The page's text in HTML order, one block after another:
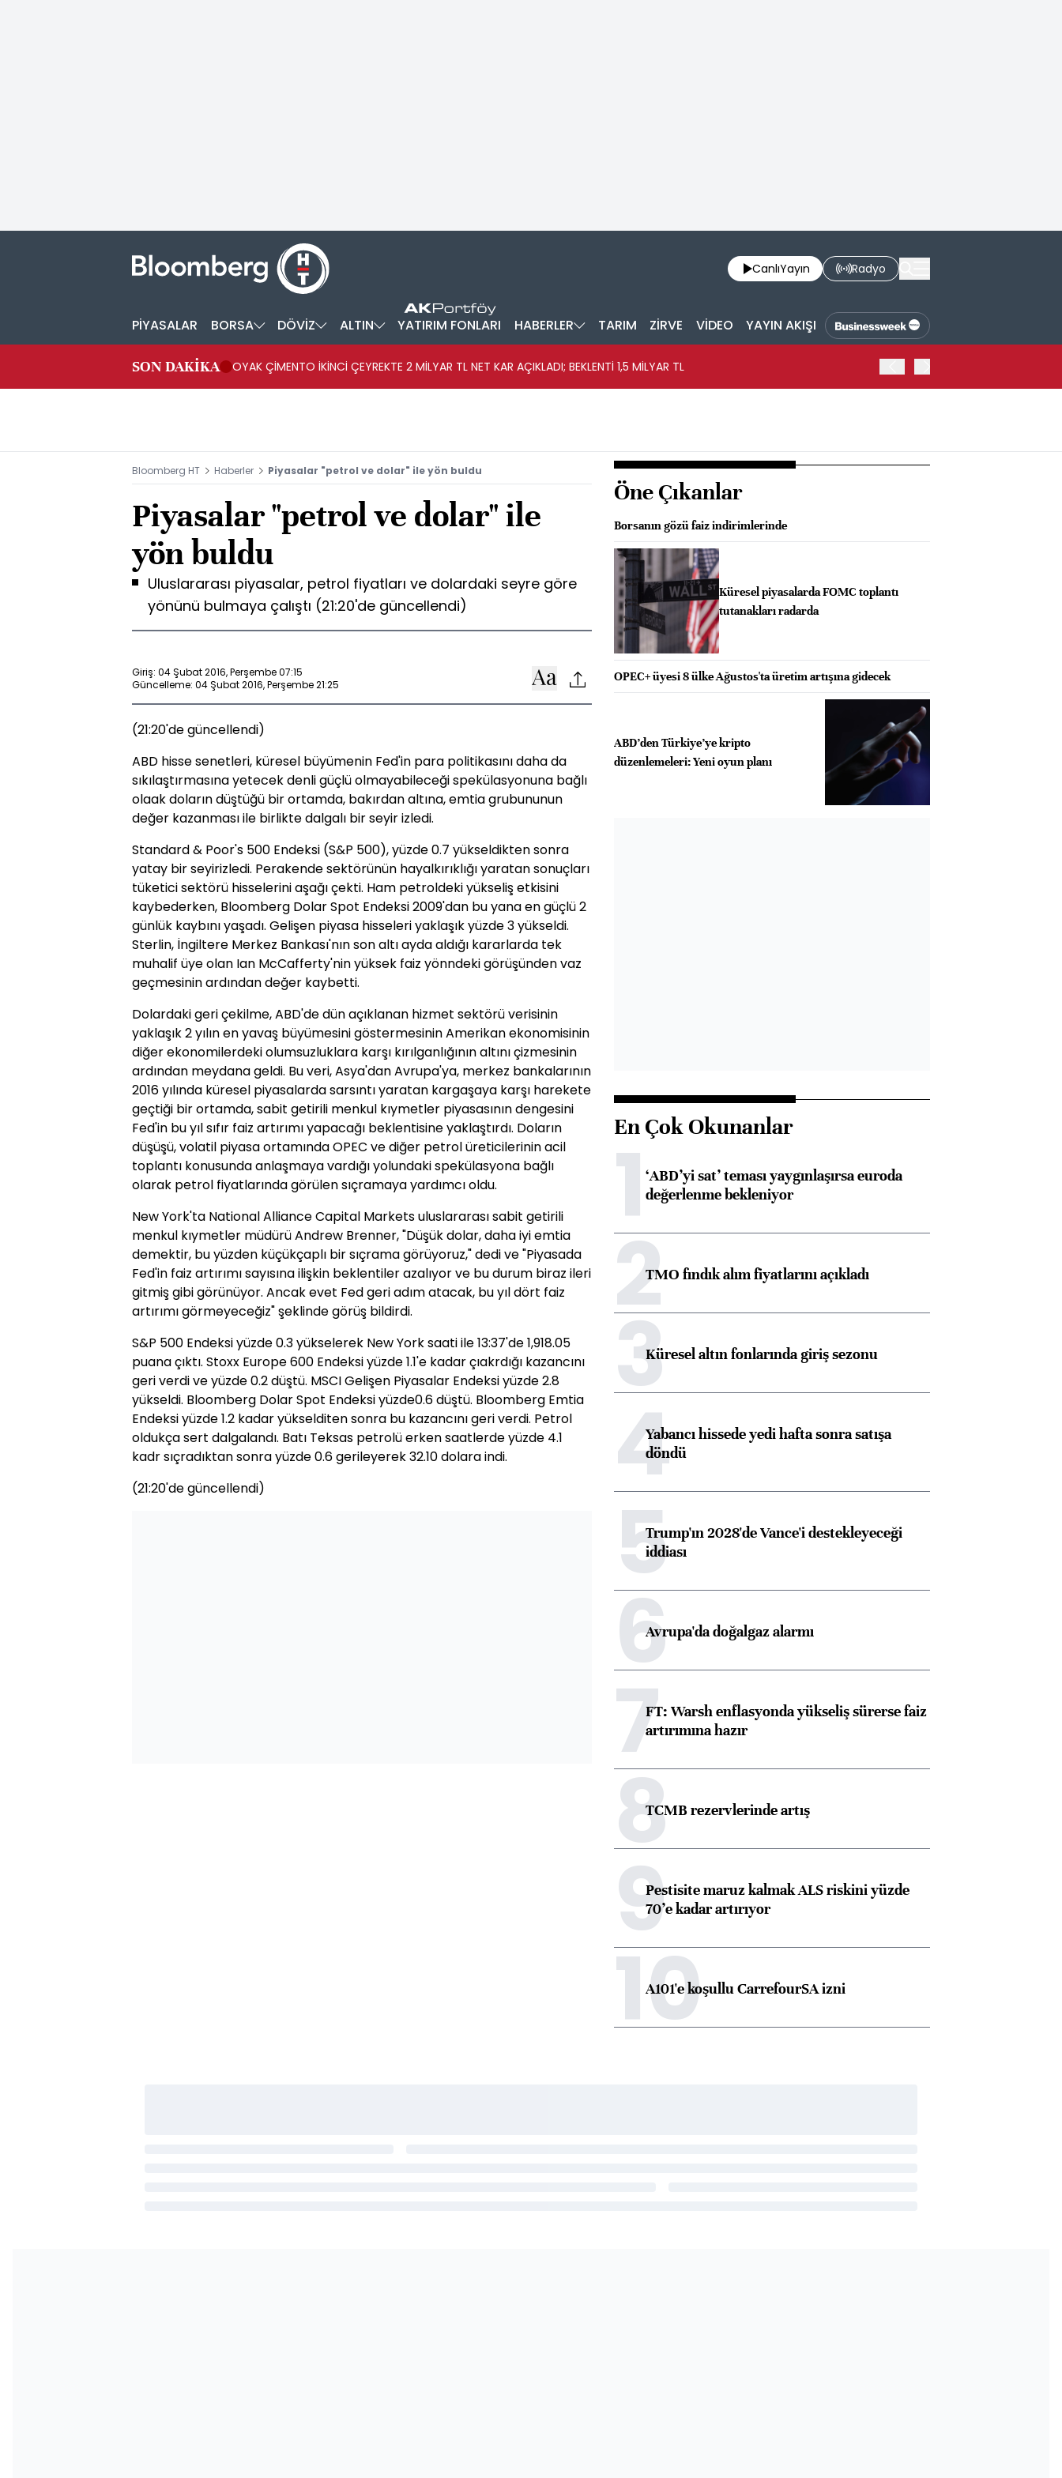
CanlıYayın Radyo
PİYASALAR BORSA DÖVİZ ALTIN YATIRIM FONLARI HABERLER TARIM ZİRVE VİDEO YAYIN AKIŞI
SON DAKİKA OYAK ÇİMENTO İKİNCİ ÇEYREKTE 2 MİLYAR TL NET KAR AÇIKLADI; BEKLENTİ 1,5 MİLYAR TL
Bloomberg HT Haberler Piyasalar "petrol ve dolar" ile yön buldu
Piyasalar "petrol ve dolar" ile
yön buldu
Uluslararası piyasalar, petrol fiyatları ve dolardaki seyre göre
yönünü bulmaya çalıştı (21:20'de güncellendi)
Giriş: 04 Şubat 2016, Perşembe 07:15
Güncelleme: 04 Şubat 2016, Perşembe 21:25
(21:20'de güncellendi)
ABD hisse senetleri, küresel büyümenin Fed'in para politikasını daha da
sıkılaştırmasına yetecek denli güçlü olmayabileceği spekülasyonuna bağlı
olaak doların düştüğü bir ortamda, bakırdan altına, emtia grubununun
değer kazanması ile birlikte dalgalı bir seyir izledi.
Standard & Poor's 500 Endeksi (S&P 500), yüzde 0.7 yükseldikten sonra
yatay bir seyirizledi. Perakende sektörünün hayalkırıklığı yaratan sonuçları
tüketici sektörü hisselerini aşağı çekti. Ham petroldeki yükseliş etkisini
kaybederken, Bloomberg Dolar Spot Endeksi 2009'dan bu yana en güçlü 2
günlük kaybını yaşadı. Gelişen piyasa hisseleri yaklaşık yüzde 3 yükseldi.
Sterlin, İngiltere Merkez Bankası'nın son altı ayda aldığı kararlarda tek
muhalif üye olan Ian McCafferty'nin yüksek faiz yönndeki görüşünden vaz
geçmesinin ardından değer kaybetti.
Dolardaki geri çekilme, ABD'de dün açıklanan hizmet sektörü verisinin
yaklaşık 2 yılın en yavaş büyümesini göstermesinin Amerikan ekonomisinin
diğer ekonomilerdeki olumsuzluklara karşı kırılganlığının altını çizmesinin
ardından meydana geldi. Bu veri, Asya'dan Avrupa'ya, merkez bankalarının
2016 yılında küresel piyasalarda sarsıntı yaratan kargaşaya karşı harekete
geçtiği bir ortamda, sabit getirili menkul kıymetler piyasasının dengesini
Fed'in bu yıl sıfır faiz artırımı yapacağı beklentisine yaklaştırdı. Doların
düşüşü, volatil piyasa ortamında OPEC ve diğer petrol üreticilerinin acil
toplantı konusunda anlaşmaya vardığı yolundaki spekülasyona bağlı
olarak petrol fiyatlarında görülen sıçramaya yardımcı oldu.
New York'ta National Alliance Capital Markets uluslararası sabit getirili
menkul kıymetler müdürü Andrew Brenner, "Düşük dolar, daha iyi emtia
demektir, bu yüzden küçükçaplı bir sıçrama görüyoruz," dedi ve "Piyasada
Fed'in faiz artırımı sayısına ilişkin beklentiler azalıyor ve bu durum biraz ileri
gitmiş gibi görünüyor. Ancak evet Fed geri adım atacak, bu yıl dört faiz
artırımı görmeyeceğiz" şeklinde görüş bildirdi.
S&P 500 Endeksi yüzde 0.3 yükselerek New York saati ile 13:37'de 1,918.05
puana çıktı. Stoxx Europe 600 Endeksi yüzde 1.1'e kadar çıakrdığı kazancını
geri verdi ve yüzde 0.2 düştü. MSCI Gelişen Piyasalar Endeksi yüzde 2.8
yükseldi. Bloomberg Dolar Spot Endeksi yüzde0.6 düştü. Bloomberg Emtia
Endeksi yüzde 1.2 kadar yükselditen sonra bu kazancını geri verdi. Petrol
oldukça sert dalgalandı. Batı Teksas petrolü erken saatlerde yüzde 4.1
kadr sıçradıktan sonra yüzde 0.6 gerileyerek 32.10 dolara indi.
(21:20'de güncellendi)
Öne Çıkanlar
Borsanın gözü faiz indirimlerinde
Küresel piyasalarda FOMC toplantı
tutanakları radarda
OPEC+ üyesi 8 ülke Ağustos'ta üretim artışına gidecek
ABD’den Türkiye’ye kripto
düzenlemeleri: Yeni oyun planı
En Çok Okunanlar
1‘ABD’yi sat’ teması yaygınlaşırsa euroda
değerlenme bekleniyor
2TMO fındık alım fiyatlarını açıkladı
3Küresel altın fonlarında giriş sezonu
4Yabancı hissede yedi hafta sonra satışa
döndü
5Trump'ın 2028'de Vance'i destekleyeceği
iddiası
6Avrupa'da doğalgaz alarmı
7FT: Warsh enflasyonda yükseliş sürerse faiz
artırımına hazır
8TCMB rezervlerinde artış
9Pestisite maruz kalmak ALS riskini yüzde
70’e kadar artırıyor
10
A101'e koşullu CarrefourSA izni